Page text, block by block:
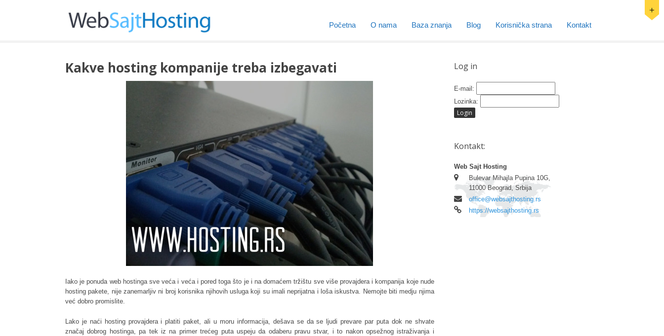
Početna O nama Baza znanja Blog Korisnička strana Kontakt
Kakve hosting kompanije treba izbegavati
Iako je ponuda web hostinga sve veća i veća i pored toga što je i na domaćem tržištu sve više provajdera i kompanija koje nude
hosting pakete, nije zanemarljiv ni broj korisnika njihovih usluga koji su imali neprijatna i loša iskustva. Nemojte biti medju njima
već dobro promislite.
Lako je naći hosting provajdera i platiti paket, ali u moru informacija, dešava se da se ljudi prevare par puta dok ne shvate
značaj dobrog hostinga, pa tek iz na primer trećeg puta uspeju da odaberu pravu stvar, i to nakon opsežnog istraživanja i
Log in
E-mail:
Lozinka:
Kontakt:
Web Sajt Hosting
Bulevar Mihajla Pupina 10G,
11000 Beograd, Srbija
office@websajthosting.rs
https://websajthosting.rs